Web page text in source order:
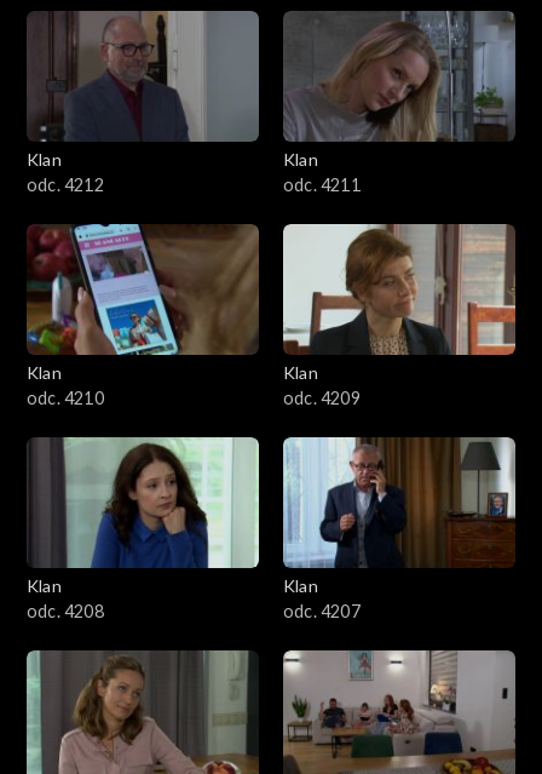
Klan
odc. 4212
Klan
odc. 4211
Klan
odc. 4210
Klan
odc. 4209
Klan
odc. 4208
Klan
odc. 4207